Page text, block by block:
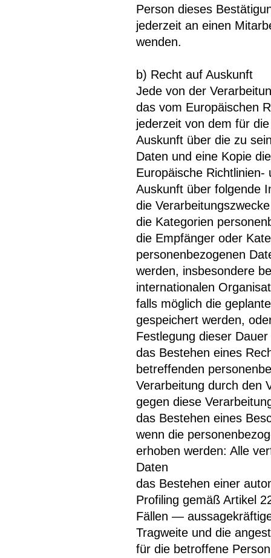
Person dieses
jederzeit an einen
wenden.
b) Recht auf Auskunft
Jede von der
das vom Europäischen
jederzeit von dem für
Auskunft über die zu
Daten und eine Kopie
Europäische
Auskunft über folgende
die Verarbeitungszwecke
die Kategorien
die Empfänger oder
personenbezogenen
werden, insbesondere
internationalen
falls möglich die
gespeichert werden,
Festlegung dieser Dauer
das Bestehen eines
betreffenden
Verarbeitung durch den
gegen diese
das Bestehen eines
wenn die
erhoben werden: Alle
Daten
das Bestehen einer
Profiling gemäß Artikel
Fällen —
Tragweite und die
für die betroffene Person